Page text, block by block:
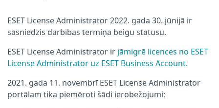
ESET License Administrator 2022. gada 30. jūnijā ir
sasniedzis darbības termiņa beigu statusu.
ESET License Administrator ir jāmigrē licences no ESET
License Administrator uz ESET Business Account.
2021. gada 11. novembrī ESET License Administrator
portālam tika piemēroti šādi ierobežojumi: